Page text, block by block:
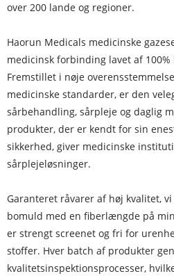
over 200 lande og regioner.
Haorun Medicals medicinske
medicinsk forbinding lavet af
Fremstillet i nøje
medicinske standarder, er den
sårbehandling, sårpleje og daglig
produkter, der er kendt for sin
sikkerhed, giver medicinske
sårplejeløsninger.
Garanteret råvarer af høj kvalitet,
bomuld med en fiberlængde på
er strengt screenet og fri for
stoffer. Hver batch af produkter
kvalitetsinspektionsprocesser,